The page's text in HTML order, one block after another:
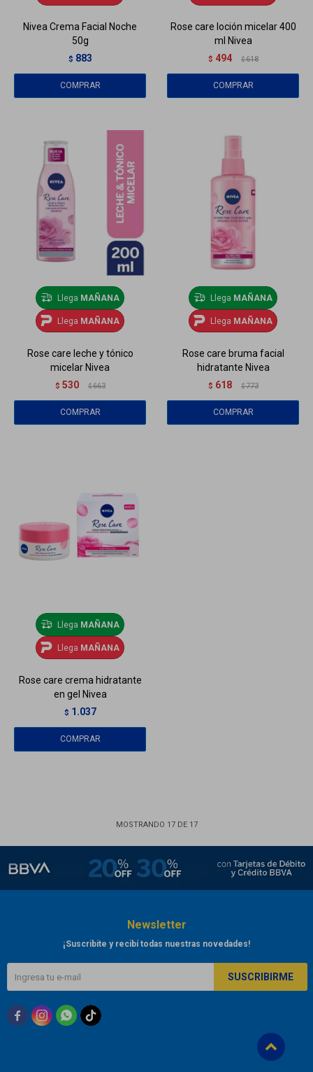
Nivea Crema Facial Noche
50g
$ 883
Rose care loción micelar 400
ml Nivea
$ 494 $ 618
Llega MAÑANA
Llega MAÑANA
Rose care leche y tónico
micelar Nivea
$ 530 $ 663
Llega MAÑANA
Llega MAÑANA
Rose care bruma facial
hidratante Nivea
$ 618 $ 773
Llega MAÑANA
Llega MAÑANA
Rose care crema hidratante
en gel Nivea
$ 1.037
MOSTRANDO 17DE 17
Newsletter
¡Suscribite y recibí todas nuestras novedades!
SUSCRIBIRME
  